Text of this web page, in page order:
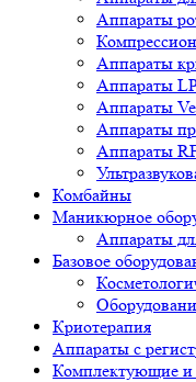
Аппараты
Аппараты
Аппараты
Аппараты
Аппараты
Аппараты
Комбайны
Маникюрное
Аппараты
Базовое
Криотерапия
Аппараты c
Комплектующие и